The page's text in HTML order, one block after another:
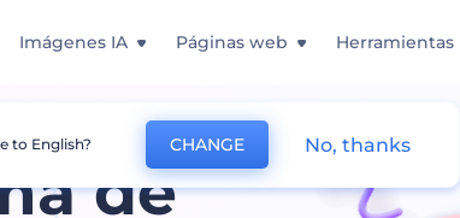
Imágenes IA Páginas web Herramientas
de
to English? CHANGE No, thanks